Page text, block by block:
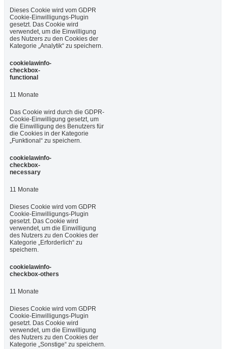
Dieses Cookie wird vom GDPR
Cookie-Einwilligungs-Plugin
gesetzt. Das Cookie wird
verwendet, um die Einwilligung
des Nutzers zu den Cookies der
Kategorie „Analytik“ zu speichern.
cookielawinfo-
checkbox-
functional
11 Monate
Das Cookie wird durch die GDPR-
Cookie-Einwilligung gesetzt, um
die Einwilligung des Benutzers für
die Cookies in der Kategorie
„Funktional“ zu speichern.
cookielawinfo-
checkbox-
necessary
11 Monate
Dieses Cookie wird vom GDPR
Cookie-Einwilligungs-Plugin
gesetzt. Das Cookie wird
verwendet, um die Einwilligung
des Nutzers zu den Cookies der
Kategorie „Erforderlich“ zu
speichern.
cookielawinfo-
checkbox-others
11 Monate
Dieses Cookie wird vom GDPR
Cookie-Einwilligungs-Plugin
gesetzt. Das Cookie wird
verwendet, um die Einwilligung
des Nutzers zu den Cookies der
Kategorie „Sonstige“ zu speichern.